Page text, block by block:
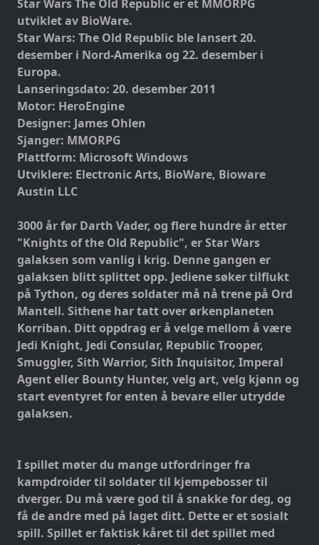
Star Wars The Old Republic er et MMORPG
utviklet av BioWare.
Star Wars: The Old Republic ble lansert 20.
desember i Nord-Amerika og 22. desember i
Europa.
Lanseringsdato: 20. desember 2011
Motor: HeroEngine
Designer: James Ohlen
Sjanger: MMORPG
Plattform: Microsoft Windows
Utviklere: Electronic Arts, BioWare, Bioware
Austin LLC
3000 år før Darth Vader, og flere hundre år etter
"Knights of the Old Republic", er Star Wars
galaksen som vanlig i krig. Denne gangen er
galaksen blitt splittet opp. Jediene søker tilflukt
på Tython, og deres soldater må nå trene på Ord
Mantell. Sithene har tatt over ørkenplaneten
Korriban. Ditt oppdrag er å velge mellom å være
Jedi Knight, Jedi Consular, Republic Trooper,
Smuggler, Sith Warrior, Sith Inquisitor, Imperal
Agent eller Bounty Hunter, velg art, velg kjønn og
start eventyret for enten å bevare eller utrydde
galaksen.
I spillet møter du mange utfordringer fra
kampdroider til soldater til kjempebosser til
dverger. Du må være god til å snakke for deg, og
få de andre med på laget ditt. Dette er et sosialt
spill. Spillet er faktisk kåret til det spillet med